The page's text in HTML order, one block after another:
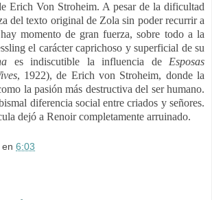
Erich Von Stroheim. A pesar de la dificultad
del texto original de Zola sin poder recurrir a
momento de gran fuerza, sobre todo a la
el carácter caprichoso y superficial de su
es indiscutible la influencia de Esposas
, 1922), de Erich von Stroheim, donde la
la pasión más destructiva del ser humano.
diferencia social entre criados y señores.
dejó a Renoir completamente arruinado.
en 6:03